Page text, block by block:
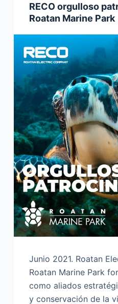
RECO orgulloso
Roatan Marine Park
Junio 2021. Roatan
Roatan Marine Park
como aliados
y conservación de la